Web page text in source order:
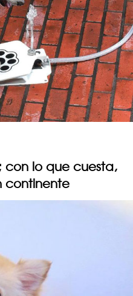
con lo que cuesta,
continente